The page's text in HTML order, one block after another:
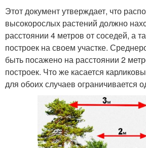
Этот документ утверждает, что
высокорослых растений должно
расстоянии 4 метров от соседей, а
построек на своем участке.
быть посажено на расстоянии 2
построек. Что же касается
для обоих случаев ограничивается